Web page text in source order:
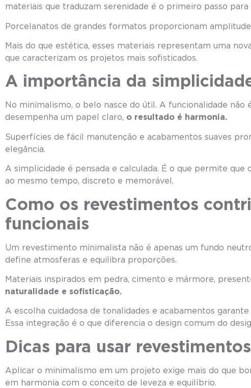
materiais que traduzam serenidade é o primeiro passo
Porcelanatos de grandes formatos proporcionam
Mais do que estética, esses materiais representam uma
que caracterizam os projetos mais sofisticados.
A importância da
No minimalismo, o belo nasce do útil. A funcionalidade não
desempenha um papel claro, o resultado é harmonia.
Superfícies de fácil manutenção e acabamentos suaves
elegância.
A simplicidade é pensada e calculada. É o que permite
ao mesmo tempo, discreto e memorável.
Como os revestimentos
funcionais
Um revestimento minimalista não é apenas um fundo
define atmosferas e equilibra proporções.
Materiais inspirados em pedra, cimento e mármore,
naturalidade e sofisticação.
A escolha cuidadosa de tonalidades e acabamentos
Essa integração é o que diferencia o design comum do
Dicas para usar
Aplicar o minimalismo em um projeto exige mais do que
em harmonia com o conceito de leveza e equilíbrio.